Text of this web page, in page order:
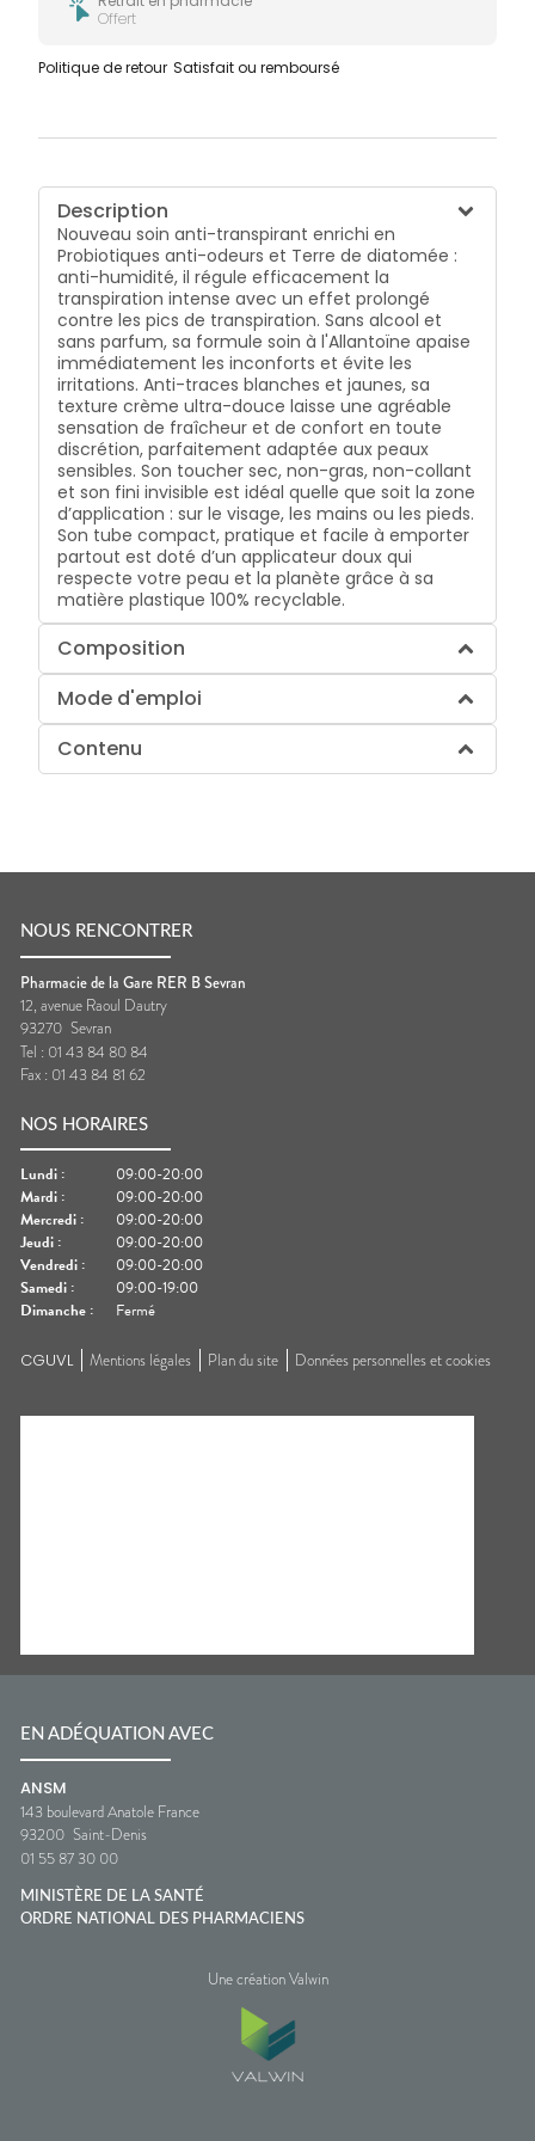
Offert
Politique de retour Satisfait ou remboursé
Description
Nouveau soin anti-transpirant enrichi en
Probiotiques anti-odeurs et Terre de diatomée :
anti-humidité, il régule efficacement la
transpiration intense avec un effet prolongé
contre les pics de transpiration. Sans alcool et
sans parfum, sa formule soin à l'Allantoïne apaise
immédiatement les inconforts et évite les
irritations. Anti-traces blanches et jaunes, sa
texture crème ultra-douce laisse une agréable
sensation de fraîcheur et de confort en toute
discrétion, parfaitement adaptée aux peaux
sensibles. Son toucher sec, non-gras, non-collant
et son fini invisible est idéal quelle que soit la zone
d’application : sur le visage, les mains ou les pieds.
Son tube compact, pratique et facile à emporter
partout est doté d’un applicateur doux qui
respecte votre peau et la planète grâce à sa
matière plastique 100% recyclable.
Composition
Mode d'emploi
Contenu
NOUS RENCONTRER
Pharmacie de la Gare RER B Sevran
12, avenue Raoul Dautry
93270 Sevran
Tel : 01 43 84 80 84
Fax : 01 43 84 81 62
NOS HORAIRES
Lundi :
09:00-20:00
Mardi :
09:00-20:00
Mercredi :
09:00-20:00
Jeudi :
09:00-20:00
Vendredi :
09:00-20:00
Samedi :
09:00-19:00
Dimanche : Fermé
CGUVL Mentions légales Plan du site Données personnelles et cookies
EN ADÉQUATION AVEC
ANSM
143 boulevard Anatole France
93200 Saint-Denis
01 55 87 30 00
MINISTÈRE DE LA SANTÉ
ORDRE NATIONAL DES PHARMACIENS
Une création Valwin